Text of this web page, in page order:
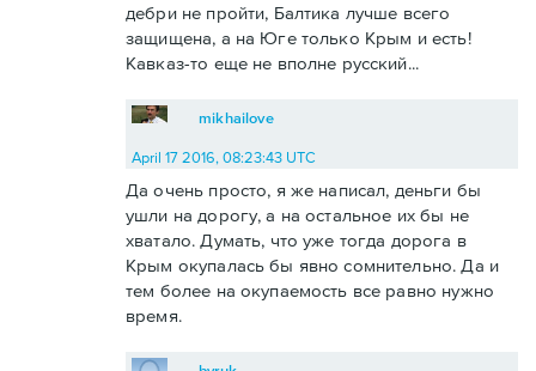
дебри не пройти, Балтика лучше всего
защищена, а на Юге только Крым и есть!
Кавказ-то еще не вполне русский...
mikhailove
April 17 2016, 08:23:43 UTC
Да очень просто, я же написал, деньги бы
ушли на дорогу, а на остальное их бы не
хватало. Думать, что уже тогда дорога в
Крым окупалась бы явно сомнительно. Да и
тем более на окупаемость все равно нужно
время.